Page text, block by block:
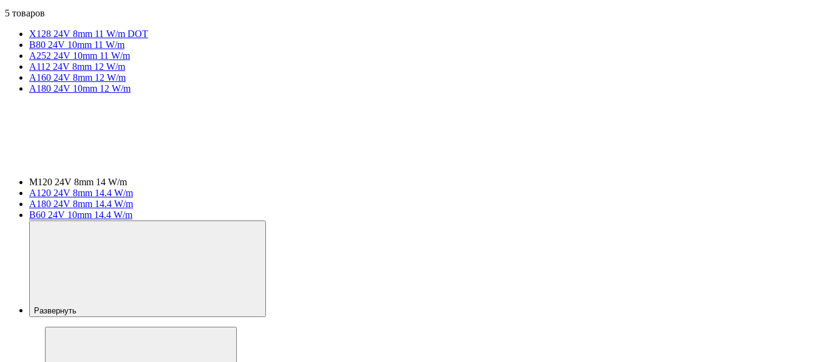
5 товаров
X128 24V 8mm 11 W/m DOT
B80 24V 10mm 11 W/m
A252 24V 10mm 11 W/m
A112 24V 8mm 12 W/m
A160 24V 8mm 12 W/m
A180 24V 10mm 12 W/m
M120 24V 8mm 14 W/m
A120 24V 8mm 14.4 W/m
A180 24V 8mm 14.4 W/m
B60 24V 10mm 14.4 W/m
Развернуть